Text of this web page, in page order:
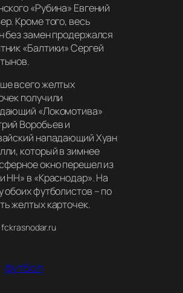
«Рубина» Евгений
Кроме того, весь
без замен продержался
«Балтики» Сергей
всего желтых
получили
«Локомотива»
Воробьев и
нападающий Хуан
который в зимнее
окно перешел из
НН» в «Краснодар». На
обоих футболистов – по
желтых карточек.
футбол